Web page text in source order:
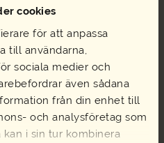
cookies
för att anpassa
till användarna,
sociala medier och
även sådana
från din enhet till
och analysföretag som
kan i sin tur kombinera
ni till?
leverans service inom 031-
skärgård.
innehållet i denna meny.